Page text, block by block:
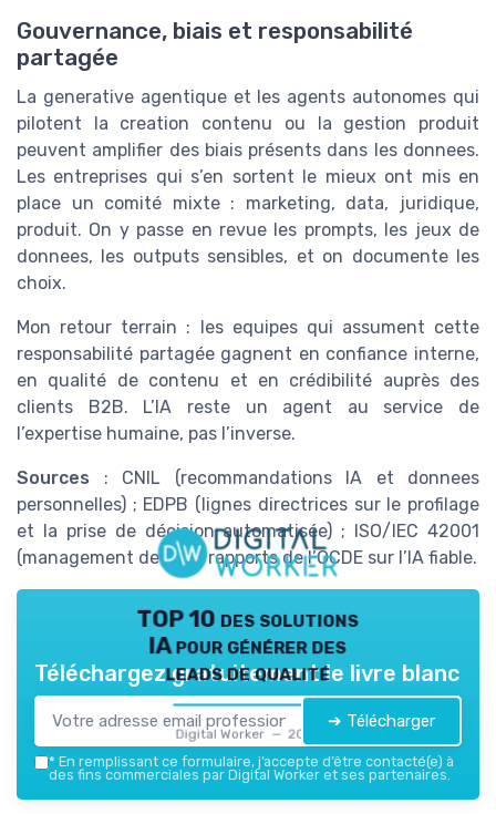
Gouvernance, biais et responsabilité
partagée
La generative agentique et les agents autonomes qui
pilotent la creation contenu ou la gestion produit
peuvent amplifier des biais présents dans les donnees.
Les entreprises qui s’en sortent le mieux ont mis en
place un comité mixte : marketing, data, juridique,
produit. On y passe en revue les prompts, les jeux de
donnees, les outputs sensibles, et on documente les
choix.
Mon retour terrain : les equipes qui assument cette
responsabilité partagée gagnent en confiance interne,
en qualité de contenu et en crédibilité auprès des
clients B2B. L’IA reste un agent au service de
l’expertise humaine, pas l’inverse.
Sources : CNIL (recommandations IA et donnees
personnelles) ; EDPB (lignes directrices sur le profilage
et la prise de décision automatisée) ; ISO/IEC 42001
(management de l’IA) ; rapports de l’OCDE sur l’IA fiable.
TOP 10 des solutions
IA pour générer des
leads de qualité
Digital Worker — 2026
Téléchargez gratuitement le livre blanc
➔ Télécharger
* En remplissant ce formulaire, j’accepte d’être contacté(e) à
des fins commerciales par Digital Worker et ses partenaires.